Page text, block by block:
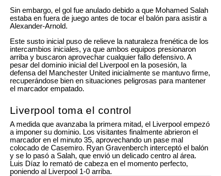
Sin embargo, el gol fue anulado debido a que Mohamed Salah
estaba en fuera de juego antes de tocar el balón para asistir a
Alexander-Arnold.
Este susto inicial puso de relieve la naturaleza frenética de los
intercambios iniciales, ya que ambos equipos presionaron
arriba y buscaron aprovechar cualquier fallo defensivo. A
pesar del dominio inicial del Liverpool en la posesión, la
defensa del Manchester United inicialmente se mantuvo firme,
recuperándose bien en situaciones peligrosas para mantener
el marcador empatado.
Liverpool toma el control
A medida que avanzaba la primera mitad, el Liverpool empezó
a imponer su dominio. Los visitantes finalmente abrieron el
marcador en el minuto 35, aprovechando un pase mal
colocado de Casemiro. Ryan Gravenberch interceptó el balón
y se lo pasó a Salah, que envió un delicado centro al área.
Luis Díaz lo remató de cabeza en el momento perfecto,
poniendo al Liverpool 1-0 arriba.